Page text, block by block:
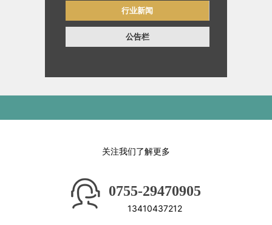
行业新闻
公告栏
关注我们了解更多
0755-29470905
13410437212